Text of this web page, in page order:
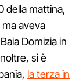
della mattina,
aveva
Domizia in
si è
la terza in